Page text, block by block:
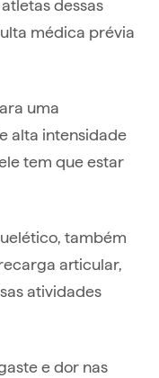
médica prévia
uma
alta intensidade
tem que estar
também
articular,
atividades
e dor nas